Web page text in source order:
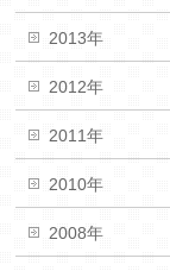
2013年
2012年
2011年
2010年
2008年